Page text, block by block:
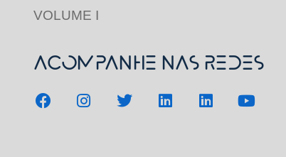
VOLUME I
Acompanhe nas redes